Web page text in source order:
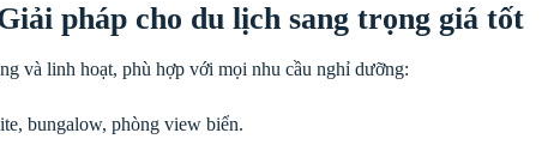
pháp cho du lịch sang trọng giá tốt
và linh hoạt, phù hợp với mọi nhu cầu nghỉ dưỡng:
bungalow, phòng view biển.